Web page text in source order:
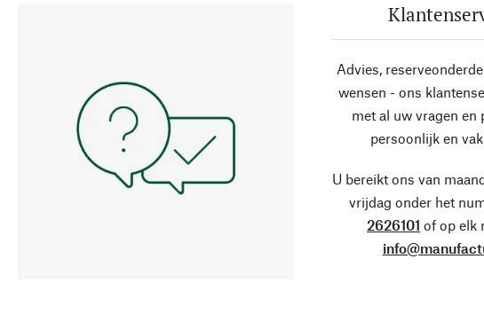
Advies,
wensen - ons
met al uw vragen en
persoonlijk en
U bereikt ons van
vrijdag onder het
2626101 of op elk